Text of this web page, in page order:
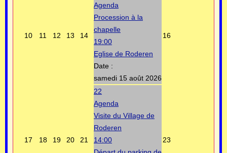
10 11 12 13 14
Agenda
Procession à la
chapelle
19:00
Eglise de Roderen
Date :
samedi 15 août 2026
16
17 18 19 20 21
22
Agenda
Visite du Village de
Roderen
14:00
23